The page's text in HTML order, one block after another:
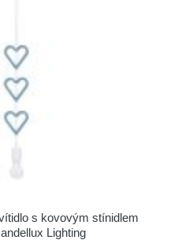
s kovovým stínidlem
Lighting